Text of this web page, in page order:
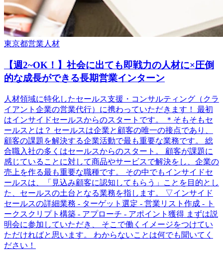
東京都営業人材
【週2~OK！】社会に出ても即戦力の人材に×圧倒
的な成長ができる長期営業インターン
人材領域に特化したセールス支援・コンサルティング（クラ
イアント企業の営業代行）に携わっていただきます！ 最初
はインサイドセールスからのスタートです。 ＊そもそもセ
ールスとは？ セールスは企業と顧客の唯一の接点であり、
顧客の課題を解決する企業活動で最も重要な業務です。 総
合職入社の多くはセールスからのスタート。 顧客が課題に
感じていることに対して商品やサービスで解決をし、企業の
売上を作る最も重要な職種です。 その中でもインサイドセ
ールスは、「見込み顧客に認知してもらう」ことを目的とし
た、セールスの土台となる業務を指します。 ▽インサイド
セールスの詳細業務 - ターゲット選定 - 営業リスト作成 - ト
ークスクリプト構築 - アプローチ - アポイント獲得 まずは説
明会に参加していただき、 そこで働くイメージをつけてい
ただければと思います。 わからないことは何でも聞いてく
ださい！